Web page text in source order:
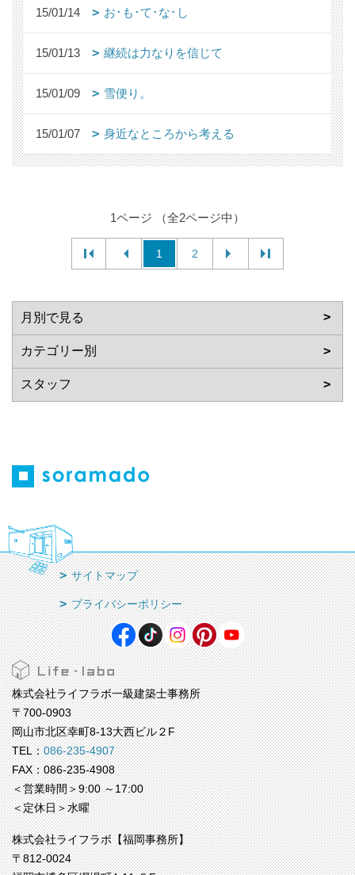
15/01/14 お･も･て･な･し
15/01/13 継続は力なりを信じて
15/01/09 雪便り。
15/01/07 身近なところから考える
1ページ （全2ページ中）
1 2
サイトマップ
プライバシーポリシー
株式会社ライフラボ一級建築士事務所
〒700-0903
岡山市北区幸町8-13大西ビル２F
TEL：086-235-4907
FAX：086-235-4908
＜営業時間＞9:00 ～17:00
＜定休日＞水曜
株式会社ライフラボ【福岡事務所】
〒812-0024